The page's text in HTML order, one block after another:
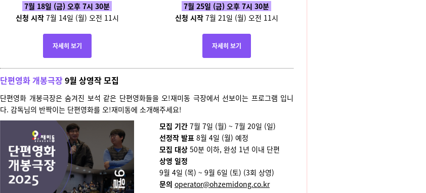
7월 18일 (금) 오후 7시 30분
신청 시작7월 14일 (월) 오전 11시
자세히 보기
7월 25일 (금) 오후 7시 30분
신청 시작7월 21일 (월) 오전 11시
자세히 보기
단편영화 개봉극장9월 상영작 모집
단편영화 개봉극장은 숨겨진 보석 같은 단편영화들을 오!재미동 극장에서 선보이는 프로그램 입니
다. 감독님의 반짝이는 단편영화를 오!재미동에 소개해주세요!
모집 기간 7월 7일 (월) ~ 7월 20일 (일)
선정작 발표 8월 4일 (월) 예정
모집 대상 50분 이하, 완성 1년 이내 단편
상영 일정
9월 4일 (목) ~ 9월 6일 (토) (3회 상영)
문의 operator@ohzemidong.co.kr